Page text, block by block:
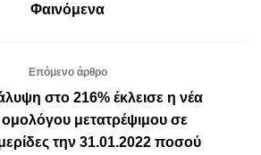
Φαινόμενα
Επόμενο άρθρο
στο 216% έκλεισε η νέα
μετατρέψιμου σε
μερίδες την 31.01.2022 ποσού